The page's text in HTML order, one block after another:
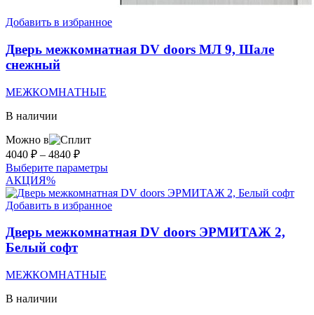
Добавить в избранное
Дверь межкомнатная DV doors МЛ 9, Шале
снежный
МЕЖКОМНАТНЫЕ
В наличии
Можно в
4040 ₽ – 4840 ₽Диапазон
цен:
–
4840 ₽
Выберите параметрыЭтот
имеет
несколько
Опции
АКЦИЯ%
Добавить в избранное
Дверь межкомнатная DV doors ЭРМИТАЖ 2,
Белый софт
МЕЖКОМНАТНЫЕ
В наличии